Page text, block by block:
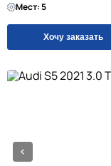
Мест: 5
Хочу заказать